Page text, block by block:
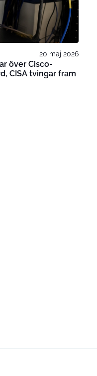
20 maj 2026
över Cisco-
CISA tvingar fram